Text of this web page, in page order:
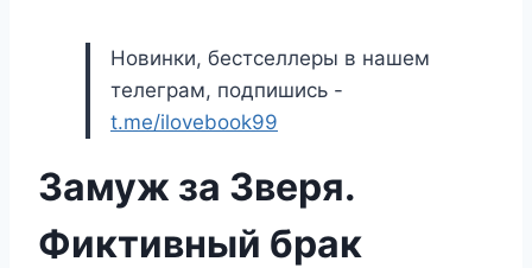
Новинки, бестселлеры в нашем
телеграм, подпишись -
t.me/ilovebook99
Замуж за Зверя.
Фиктивный брак